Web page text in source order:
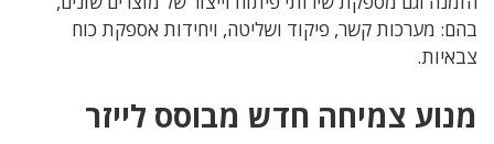
בהם: מערכות קשר, פיקוד ושליטה, ויחידות אספקת כוח
צבאיות.
מנוע צמיחה חדש מבוסס לייזר